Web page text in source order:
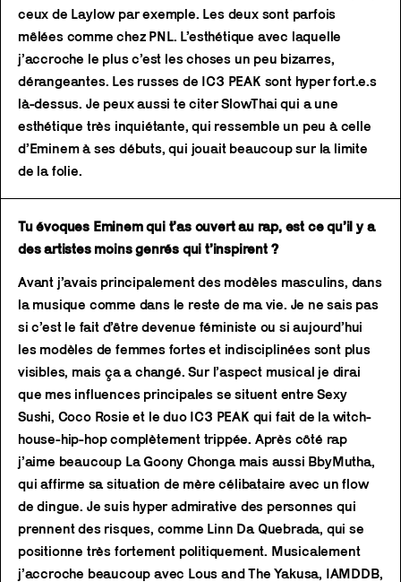
ceux de Laylow par exemple. Les deux sont parfois
mêlées comme chez PNL. L’esthétique avec laquelle
j’accroche le plus c’est les choses un peu bizarres,
dérangeantes. Les russes de IC3 PEAK sont hyper fort.e.s
là-dessus. Je peux aussi te citer SlowThai qui a une
esthétique très inquiétante, qui ressemble un peu à celle
d’Eminem à ses débuts, qui jouait beaucoup sur la limite
de la folie.
Tu évoques Eminem qui t’as ouvert au rap, est ce qu’il y a
des artistes moins genrés qui t’inspirent ?
Avant j’avais principalement des modèles masculins, dans
la musique comme dans le reste de ma vie. Je ne sais pas
si c’est le fait d’être devenue féministe ou si aujourd’hui
les modèles de femmes fortes et indisciplinées sont plus
visibles, mais ça a changé. Sur l’aspect musical je dirai
que mes influences principales se situent entre Sexy
Sushi, Coco Rosie et le duo IC3 PEAK qui fait de la witch-
house-hip-hop complètement trippée. Après côté rap
j’aime beaucoup La Goony Chonga mais aussi BbyMutha,
qui affirme sa situation de mère célibataire avec un flow
de dingue. Je suis hyper admirative des personnes qui
prennent des risques, comme Linn Da Quebrada, qui se
positionne très fortement politiquement. Musicalement
j’accroche beaucoup avec Lous and The Yakusa, IAMDDB,